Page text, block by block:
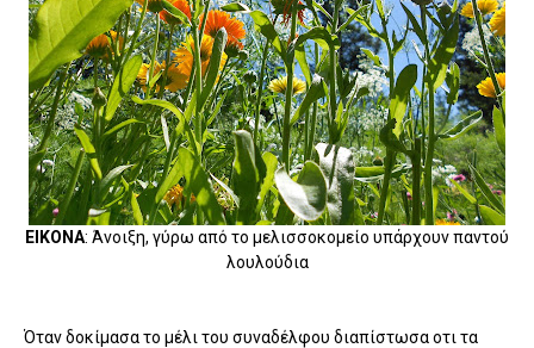
ΕΙΚΟΝΑ: Άνοιξη, γύρω από το μελισσοκομείο υπάρχουν παντού
λουλούδια
Όταν δοκίμασα το μέλι του συναδέλφου διαπίστωσα οτι τα